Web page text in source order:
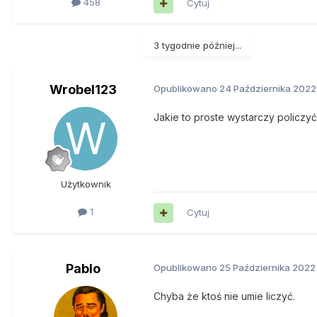
Cytuj
3 tygodnie później...
Wrobel123
Użytkownik
1
Opublikowano 24 Października 2022
Jakie to proste wystarczy
Cytuj
Pablo Opublikowano 25 Października 2022
Chyba że ktoś nie umie liczyć.